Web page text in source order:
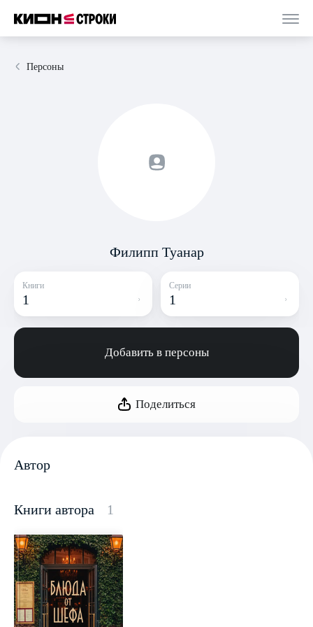
Персоны
Филипп Туанар
Книги
1
Серии
1
Добавить в персоны
Поделиться
Автор
Книги автора 1